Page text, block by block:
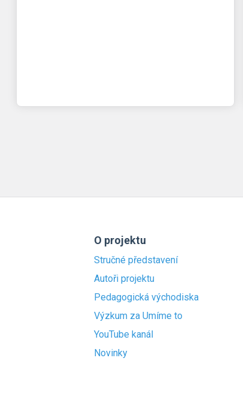
O projektu
Stručné představení
Autoři projektu
Pedagogická východiska
Výzkum za Umíme to
YouTube kanál
Novinky